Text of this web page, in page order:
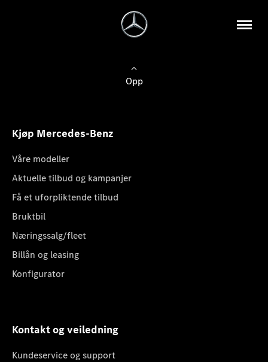
Opp
Kjøp Mercedes-Benz
Våre modeller
Aktuelle tilbud og kampanjer
Få et uforpliktende tilbud
Bruktbil
Næringssalg/fleet
Billån og leasing
Konfigurator
Kontakt og veiledning
Kundeservice og support